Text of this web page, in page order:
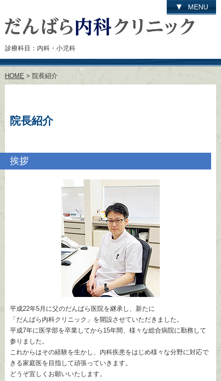
診療科目：内科・小児科
HOME > 院長紹介
院長紹介
挨拶
平成22年5月に父のだんばら医院を継承し、新たに
「だんばら内科クリニック」 を開設させていただきました。
平成7年に医学部を卒業してから15年間、様々な総合病院に勤務して
参りました。
これからはその経験を生かし、内科疾患をはじめ様々な分野に対応で
きる家庭医を目指して頑張っていきます。
どうぞ宜しくお願いいたします。
MENU